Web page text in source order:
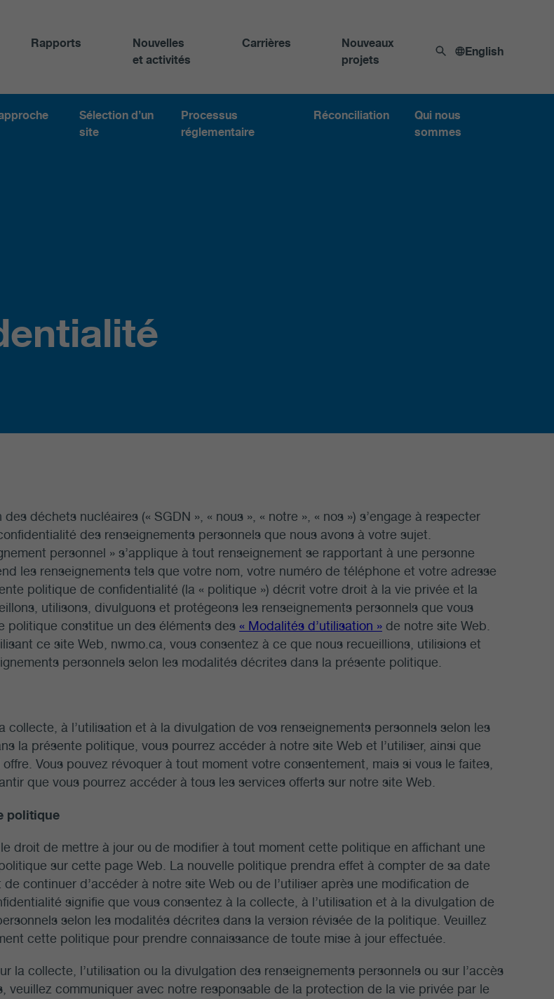
Rapports
Nouvelles
et activités
Carrières
Nouveaux
projets
English
Sélection d’un
site
Processus
réglementaire
Réconciliation
Qui nous
sommes
déchets nucléaires (« SGDN », « nous », « notre », « nos ») s’engage à respecter
des renseignements personnels que nous avons à votre sujet.
personnel » s’applique à tout renseignement se rapportant à une personne
les renseignements tels que votre nom, votre numéro de téléphone et votre adresse
politique de confidentialité (la « politique ») décrit votre droit à la vie privée et la
utilisons, divulguons et protégeons les renseignements personnels que vous
politique constitue un des éléments des « Modalités d’utilisation » de notre site Web.
ce site Web, nwmo.ca, vous consentez à ce que nous recueillions, utilisions et
personnels selon les modalités décrites dans la présente politique.
collecte, à l’utilisation et à la divulgation de vos renseignements personnels selon les
la présente politique, vous pourrez accéder à notre site Web et l’utiliser, ainsi que
Vous pouvez révoquer à tout moment votre consentement, mais si vous le faites,
que vous pourrez accéder à tous les services offerts sur notre site Web.
politique
droit de mettre à jour ou de modifier à tout moment cette politique en affichant une
sur cette page Web. La nouvelle politique prendra effet à compter de sa date
continuer d’accéder à notre site Web ou de l’utiliser après une modification de
signifie que vous consentez à la collecte, à l’utilisation et à la divulgation de
selon les modalités décrites dans la version révisée de la politique. Veuillez
cette politique pour prendre connaissance de toute mise à jour effectuée.
la collecte, l’utilisation ou la divulgation des renseignements personnels ou sur l’accès
veuillez communiquer avec notre responsable de la protection de la vie privée par le